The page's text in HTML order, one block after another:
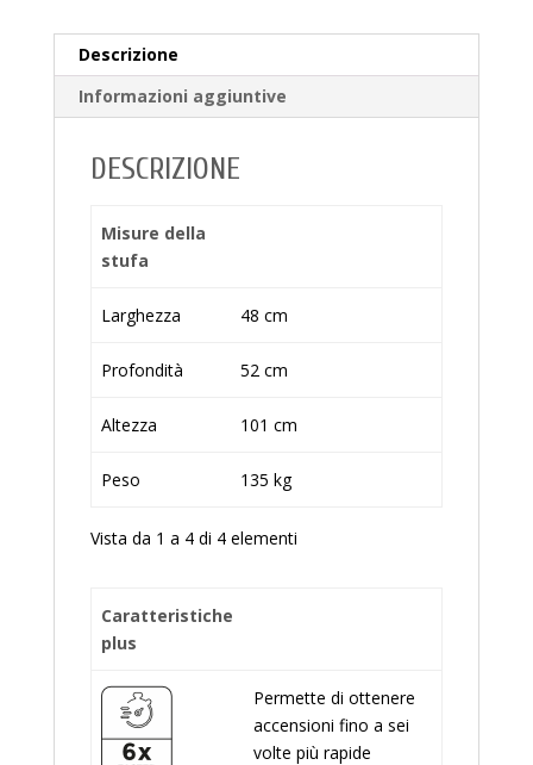
Descrizione
Informazioni aggiuntive
DESCRIZIONE
Misure della
stufa
Larghezza 48 cm
Profondità 52 cm
Altezza 101 cm
Peso 135 kg
Vista da 1 a 4 di 4 elementi
Caratteristiche
plus
Permette di ottenere
accensioni fino a sei
volte più rapide